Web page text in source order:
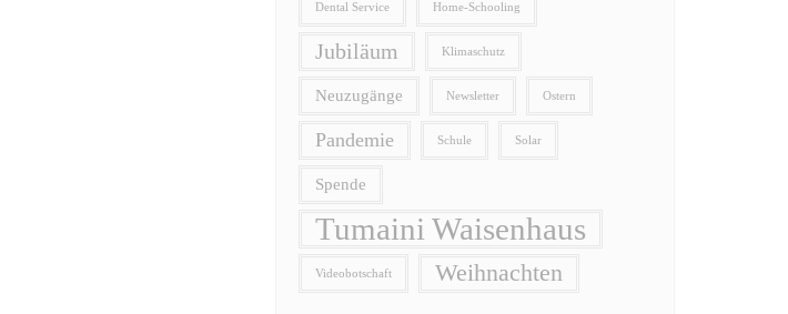
Dental Service Home-Schooling
Jubiläum Klimaschutz
Neuzugänge Newsletter Ostern
Pandemie Schule Solar
Spende
Tumaini Waisenhaus
Videobotschaft Weihnachten